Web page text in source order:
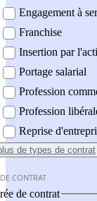
Engagement à
Franchise
Insertion par
Portage salarial
Profession
Profession
Reprise
de types de contrat
CONTRAT
de contrat